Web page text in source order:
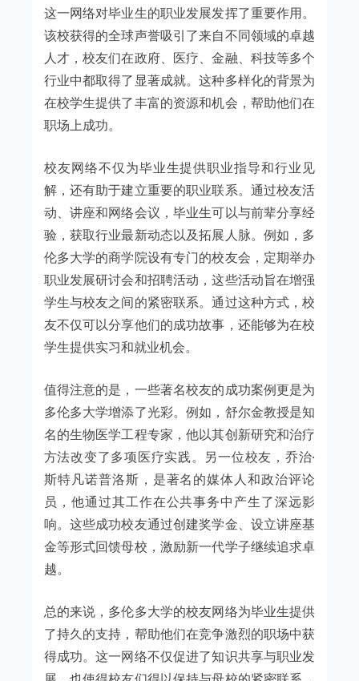
这一网络对毕业生的职业发展发挥了重要作用。
该校获得的全球声誉吸引了来自不同领域的卓越
人才，校友们在政府、医疗、金融、科技等多个
行业中都取得了显著成就。这种多样化的背景为
在校学生提供了丰富的资源和机会，帮助他们在
职场上成功。
校友网络不仅为毕业生提供职业指导和行业见
解，还有助于建立重要的职业联系。通过校友活
动、讲座和网络会议，毕业生可以与前辈分享经
验，获取行业最新动态以及拓展人脉。例如，多
伦多大学的商学院设有专门的校友会，定期举办
职业发展研讨会和招聘活动，这些活动旨在增强
学生与校友之间的紧密联系。通过这种方式，校
友不仅可以分享他们的成功故事，还能够为在校
学生提供实习和就业机会。
值得注意的是，一些著名校友的成功案例更是为
多伦多大学增添了光彩。例如，舒尔金教授是知
名的生物医学工程专家，他以其创新研究和治疗
方法改变了多项医疗实践。另一位校友，乔治·
斯特凡诺普洛斯，是著名的媒体人和政治评论
员，他通过其工作在公共事务中产生了深远影
响。这些成功校友通过创建奖学金、设立讲座基
金等形式回馈母校，激励新一代学子继续追求卓
越。
总的来说，多伦多大学的校友网络为毕业生提供
了持久的支持，帮助他们在竞争激烈的职场中获
得成功。这一网络不仅促进了知识共享与职业发